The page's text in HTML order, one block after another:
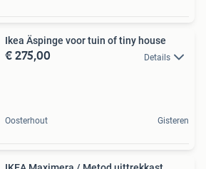
Ikea Äspinge voor tuin of tiny house
€ 275,00 Details
Oosterhout Gisteren